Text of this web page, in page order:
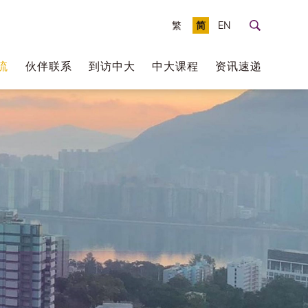
EN
繁 简
伙伴联系 到访中大 中大课程 资讯速递